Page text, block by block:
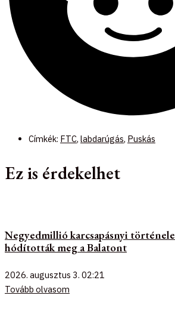
Címkék: FTC, labdarúgás, Puskás
Ez is érdekelhet
Negyedmillió karcsapásnyi
hódították meg a Balatont
2026. augusztus 3. 02:21
Tovább olvasom